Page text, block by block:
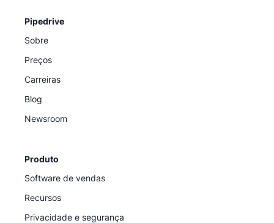
Pipedrive
Sobre
Preços
Carreiras
Blog
Newsroom
Produto
Software de vendas
Recursos
Privacidade e segurança